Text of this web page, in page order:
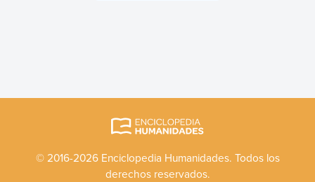
© 2016-2026 Enciclopedia Humanidades. Todos los
derechos reservados.